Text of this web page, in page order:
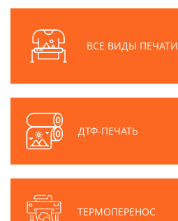
ВСЕ ВИДЫ ПЕЧАТИ
ДТФ-ПЕЧАТЬ
ТЕРМОПЕРЕНОС